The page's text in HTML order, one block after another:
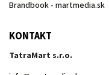
Brandbook - martmedia.sk
KONTAKT
TatraMart s.r.o.